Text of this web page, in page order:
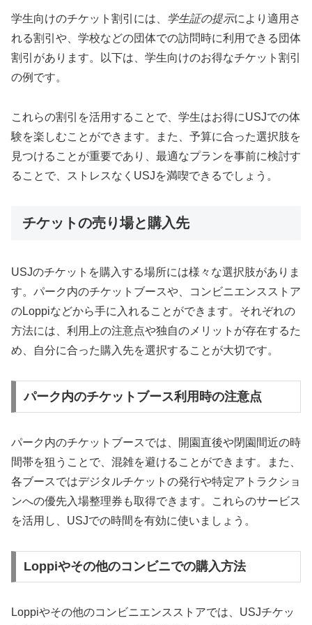
学生向けのチケット割引には、 学生証の提示により適用さ
れる割引や、学校などの団体での訪問時に利用できる団体
割引があります。以下は、学生向けのお得なチケット割引
の例です。
これらの割引を活用することで、学生はお得にUSJでの体
験を楽しむことができます。また、予算に合った選択肢を
見つけることが重要であり、最適なプランを事前に検討す
ることで、ストレスなくUSJを満喫できるでしょう。
チケットの売り場と購入先
USJのチケットを購入する場所には様々な選択肢がありま
す。パーク内のチケットブースや、コンビニエンスストア
のLoppiなどから手に入れることができます。それぞれの
方法には、利用上の注意点や独自のメリットが存在するた
め、自分に合った購入先を選択することが大切です。
パーク内のチケットブース利用時の注意点
パーク内のチケットブースでは、開園直後や閉園間近の時
間帯を狙うことで、混雑を避けることができます。また、
各ブースではデジタルチケットの発行や特定アトラクショ
ンへの優先入場整理券も取得できます。これらのサービス
を活用し、USJでの時間を有効に使いましょう。
Loppiやその他のコンビニでの購入方法
Loppiやその他のコンビニエンスストアでは、USJチケッ